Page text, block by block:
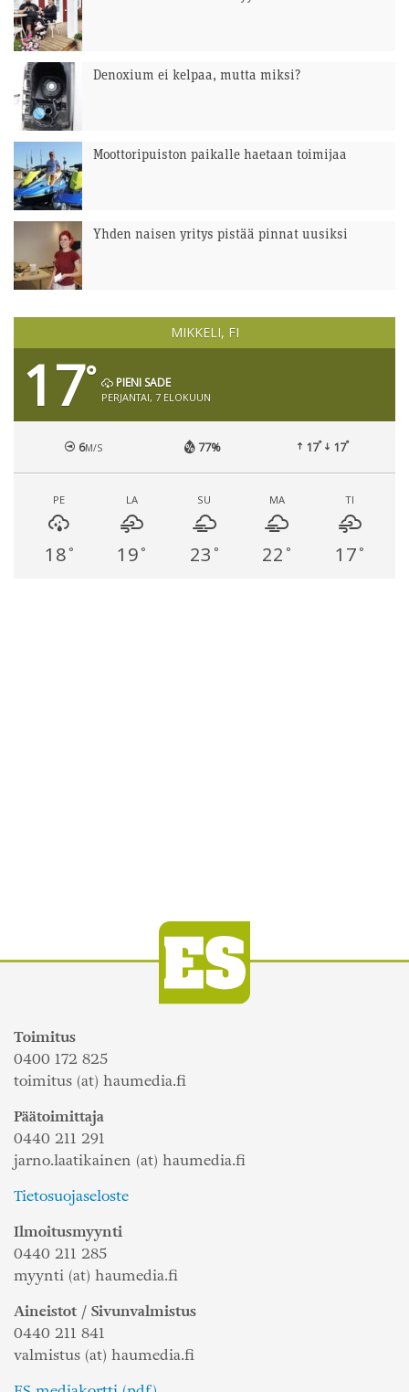
Denoxium ei kelpaa, mutta miksi?
Moottoripuiston paikalle haetaan toimijaa
Yhden naisen yritys pistää pinnat uusiksi
MIKKELI, FI
17° PIENI SADE
PERJANTAI, 7 ELOKUUN
6M/S 77% 17° 17°
PE
18 °
LA
19 °
SU
23 °
MA
22 °
TI
17 °
Toimitus
0400 172 825
toimitus (at) haumedia.fi
Päätoimittaja
0440 211 291
jarno.laatikainen (at) haumedia.fi
Tietosuojaseloste
Ilmoitusmyynti
0440 211 285
myynti (at) haumedia.fi
Aineistot / Sivunvalmistus
0440 211 841
valmistus (at) haumedia.fi